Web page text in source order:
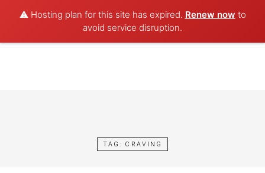
⚠️ Hosting plan for this site has expired. Renew now to
avoid service disruption.
POET AQUA
TAG: CRAVING